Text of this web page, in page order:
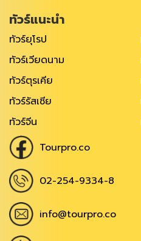
ทัวร์แนะนำ
ทัวร์ยุโรป
ทัวร์เวียดนาม
ทัวร์ตุรเคีย
ทัวร์รัสเซีย
ทัวร์จีน
Tourpro.co
02-254-9334-8
info@tourpro.co